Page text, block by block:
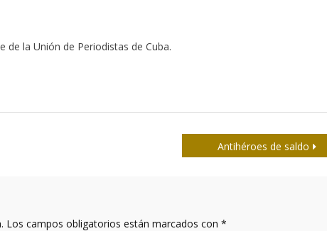
de la Unión de Periodistas de Cuba.
Antihéroes de saldo
Los campos obligatorios están marcados con *